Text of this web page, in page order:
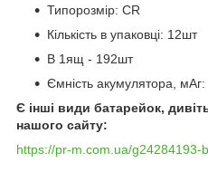
Типорозмір: СR
Кількість в упаковці: 12шт
В 1ящ - 192шт
Ємність акумулятора,
Є інші види батарейок,
нашого сайту:
https://pr-m.com.ua/g24284193-